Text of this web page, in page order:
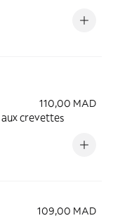
110,00 MAD
crevettes
109,00 MAD